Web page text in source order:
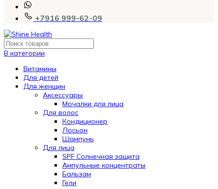
+7916 999-62-09
В категории
Витамины
Для детей
Для женщин
Аксессуары
Мочалки для лица
Для волос
Кондиционер
Лосьон
Шампунь
Для лица
SPF Солнечная защита
Ампульные концентраты
Бальзам
Гели